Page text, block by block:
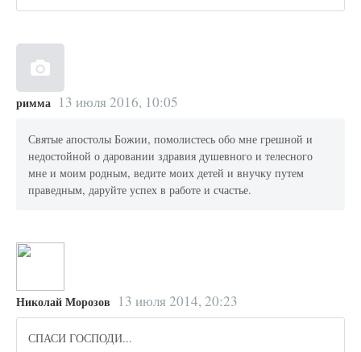
римма 13 июля 2016, 10:05
Святые апостолы Божии, помолистесь обо мне грешной и
недостойной о даровании здравия душевного и телесного
мне и моим родным, ведите моих детей и внучку путем
праведным, даруйте успех в работе и счастье.
Николай Морозов 13 июля 2014, 20:23
СПАСИ ГОСПОДИ...